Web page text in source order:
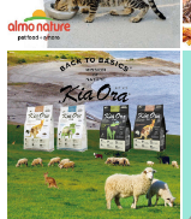
ベッツソリューション
ベッツラボ Vets Labo
ペットカインド PetKind
ペトコト PETOKOTO